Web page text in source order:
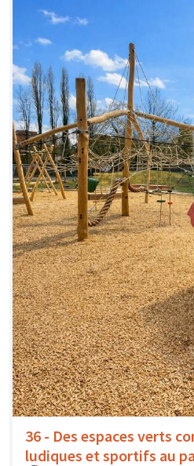
36 - Des espaces verts
ludiques et sportifs au